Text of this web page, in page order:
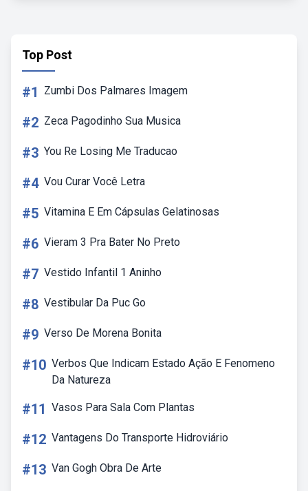
Top Post
#1 Zumbi Dos Palmares Imagem
#2 Zeca Pagodinho Sua Musica
#3 You Re Losing Me Traducao
#4 Vou Curar Você Letra
#5 Vitamina E Em Cápsulas Gelatinosas
#6 Vieram 3 Pra Bater No Preto
#7 Vestido Infantil 1 Aninho
#8 Vestibular Da Puc Go
#9 Verso De Morena Bonita
#10 Verbos Que Indicam Estado Ação E Fenomeno
Da Natureza
#11 Vasos Para Sala Com Plantas
#12 Vantagens Do Transporte Hidroviário
#13 Van Gogh Obra De Arte